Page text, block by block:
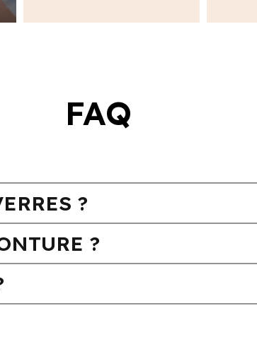
FAQ
?
?